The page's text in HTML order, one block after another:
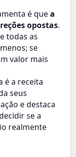
é quea
opostas.
todas as
se
valor mais
a receita
seus
e destaca
se a
realmente